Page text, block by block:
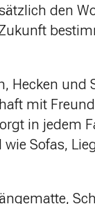
den
Hecken und
mit
in jedem
Sofas,